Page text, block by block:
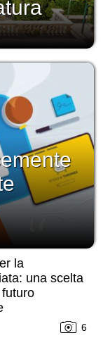
la
una scelta
6